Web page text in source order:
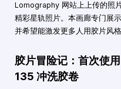
Lomography 网站上上传的照
精彩星轨照片。本画廊专门展
并希望能激发更多人用胶片风
胶片冒险记：首次使
135 冲洗胶卷